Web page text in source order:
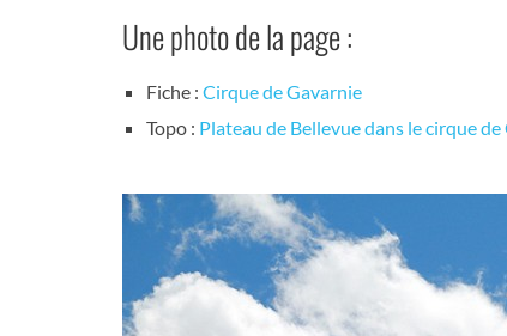
Une photo de la page :
Fiche : Cirque de Gavarnie
Topo : Plateau de Bellevue dans le cirque